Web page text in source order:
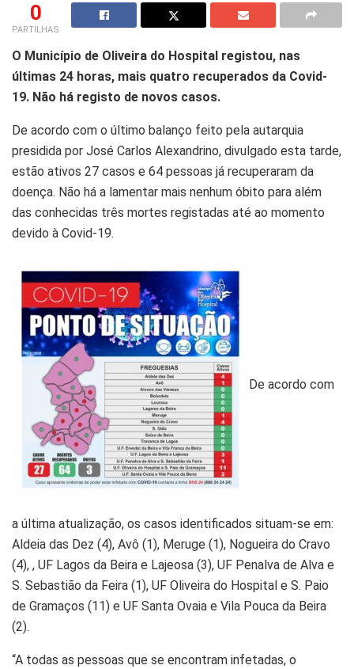
0
PARTILHAS
O Município de Oliveira do Hospital registou, nas
últimas 24 horas, mais quatro recuperados da Covid-
19. Não há registo de novos casos.
De acordo com o último balanço feito pela autarquia
presidida por José Carlos Alexandrino, divulgado esta tarde,
estão ativos 27 casos e 64 pessoas já recuperaram da
doença. Não há a lamentar mais nenhum óbito para além
das conhecidas três mortes registadas até ao momento
devido à Covid-19.
De acordo com
a última atualização, os casos identificados situam-se em:
Aldeia das Dez (4), Avô (1), Meruge (1), Nogueira do Cravo
(4), , UF Lagos da Beira e Lajeosa (3), UF Penalva de Alva e
S. Sebastião da Feira (1), UF Oliveira do Hospital e S. Paio
de Gramaços (11) e UF Santa Ovaia e Vila Pouca da Beira
(2).
“A todas as pessoas que se encontram infetadas, o